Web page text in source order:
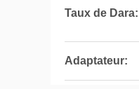
Taux de Dara:
Adaptateur: